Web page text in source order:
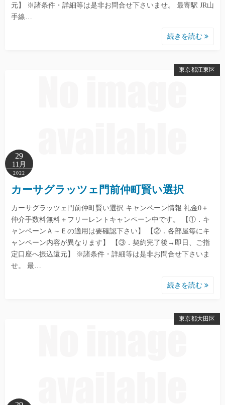
元】 ※諸条件・詳細等は是非お問合せ下さいませ。 最寄駅 JR山
手線…
続きを読む
東京都江東区
29
11月
2022
カーサグラッツェ門前仲町賢い選択
カーサグラッツェ門前仲町賢い選択 キャンペーン情報 礼金0＋
仲介手数料無料＋フリーレントキャンペーン中です。 【①．キ
ャンペーンＡ～Ｅの適用は要確認下さい】 【②．各部屋毎にキ
ャンペーン内容が異なります】 【③．契約完了後→即日、ご指
定口座へ振込還元】 ※諸条件・詳細等は是非お問合せ下さいま
せ。 最…
続きを読む
東京都大田区